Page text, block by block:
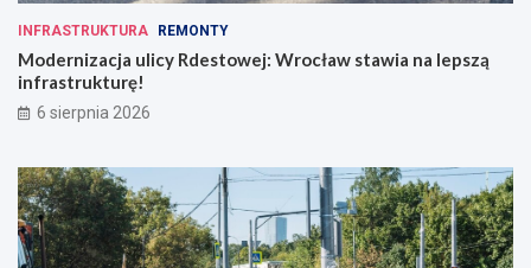
INFRASTRUKTURA REMONTY
Modernizacja ulicy Rdestowej: Wrocław stawia na lepszą
infrastrukturę!
6 sierpnia 2026